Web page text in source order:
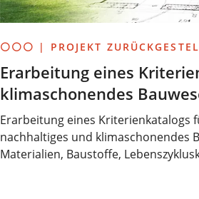
⚪⚪⚪ | PROJEKT
Erarbeitung eines
klimaschonendes
Erarbeitung eines Kriterienkatalogs
nachhaltiges und klimaschonendes
Materialien, Baustoffe,